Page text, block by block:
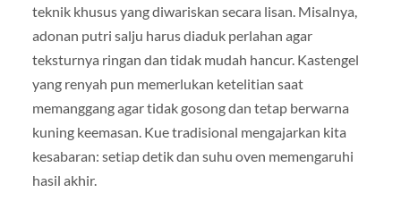
teknik khusus yang diwariskan secara lisan. Misalnya,
adonan putri salju harus diaduk perlahan agar
teksturnya ringan dan tidak mudah hancur. Kastengel
yang renyah pun memerlukan ketelitian saat
memanggang agar tidak gosong dan tetap berwarna
kuning keemasan. Kue tradisional mengajarkan kita
kesabaran: setiap detik dan suhu oven memengaruhi
hasil akhir.